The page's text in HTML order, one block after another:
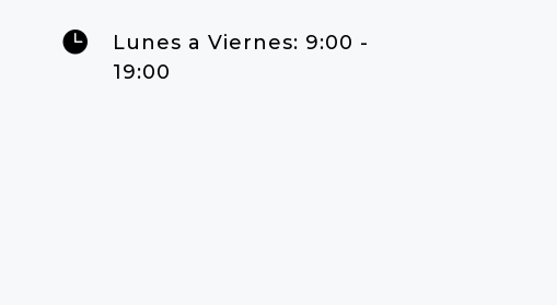

Lunes a Viernes: 9:00 -
19:00